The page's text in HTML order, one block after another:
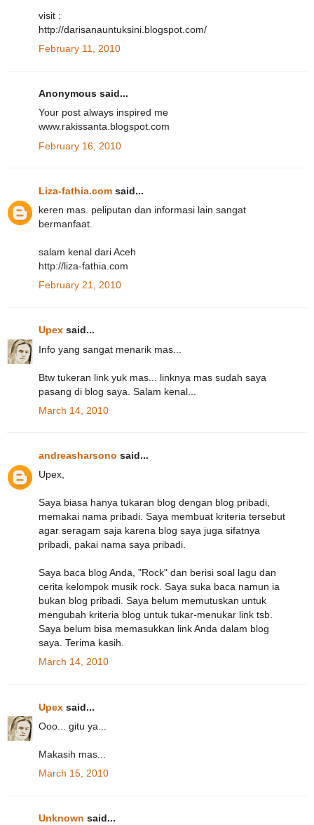
visit :
http://darisanauntuksini.blogspot.com/
February 11, 2010
Anonymous said...
Your post always inspired me
www.rakissanta.blogspot.com
February 16, 2010
Liza-fathia.com said...
keren mas. peliputan dan informasi lain sangat
bermanfaat.
salam kenal dari Aceh
http://liza-fathia.com
February 21, 2010
Upex said...
Info yang sangat menarik mas...
Btw tukeran link yuk mas... linknya mas sudah saya
pasang di blog saya. Salam kenal...
March 14, 2010
andreasharsono said...
Upex,
Saya biasa hanya tukaran blog dengan blog pribadi,
memakai nama pribadi. Saya membuat kriteria tersebut
agar seragam saja karena blog saya juga sifatnya
pribadi, pakai nama saya pribadi.
Saya baca blog Anda, "Rock" dan berisi soal lagu dan
cerita kelompok musik rock. Saya suka baca namun ia
bukan blog pribadi. Saya belum memutuskan untuk
mengubah kriteria blog untuk tukar-menukar link tsb.
Saya belum bisa memasukkan link Anda dalam blog
saya. Terima kasih.
March 14, 2010
Upex said...
Ooo... gitu ya...
Makasih mas...
March 15, 2010
Unknown said...